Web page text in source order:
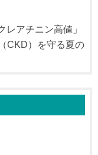
レアチニン高値」
CKD）を守る夏の